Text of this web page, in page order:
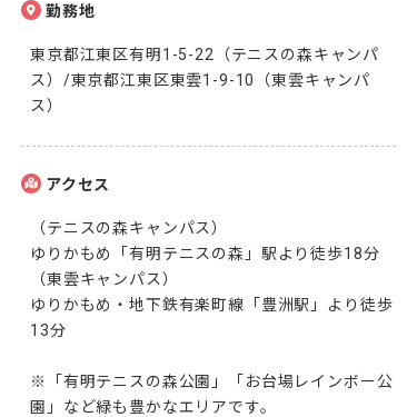
勤務地
東京都江東区有明1-5-22（テニスの森キャンパ
ス）/東京都江東区東雲1-9-10（東雲キャンパ
ス）
アクセス
（テニスの森キャンパス）
ゆりかもめ「有明テニスの森」駅より徒歩18分
（東雲キャンパス）
ゆりかもめ・地下鉄有楽町線「豊洲駅」より徒歩
13分
※「有明テニスの森公園」「お台場レインボー公
園」など緑も豊かなエリアです。